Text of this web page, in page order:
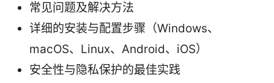
常见问题及解决方法
详细的安装与配置步骤（Windows、
macOS、Linux、Android、iOS）
安全性与隐私保护的最佳实践